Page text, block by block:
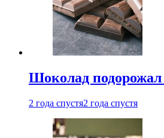
Шоколад
2 года спустя2 года спустя